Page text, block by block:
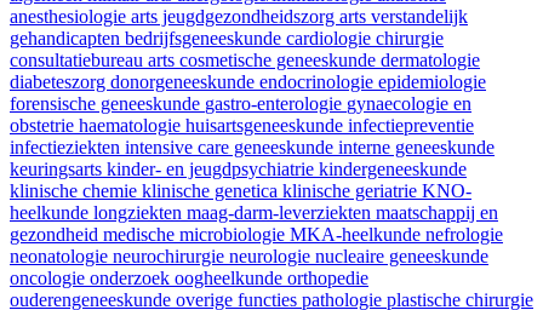
anesthesiologie arts jeugdgezondheidszorg arts verstandelijk
gehandicapten bedrijfsgeneeskunde cardiologie chirurgie
consultatiebureau arts cosmetische geneeskunde dermatologie
diabeteszorg donorgeneeskunde endocrinologie epidemiologie
forensische geneeskunde gastro-enterologie gynaecologie en
obstetrie haematologie huisartsgeneeskunde infectiepreventie
infectieziekten intensive care geneeskunde interne geneeskunde
keuringsarts kinder- en jeugdpsychiatrie kindergeneeskunde
klinische chemie klinische genetica klinische geriatrie KNO-
heelkunde longziekten maag-darm-leverziekten maatschappij en
gezondheid medische microbiologie MKA-heelkunde nefrologie
neonatologie neurochirurgie neurologie nucleaire geneeskunde
oncologie onderzoek oogheelkunde orthopedie
ouderengeneeskunde overige functies pathologie plastische chirurgie